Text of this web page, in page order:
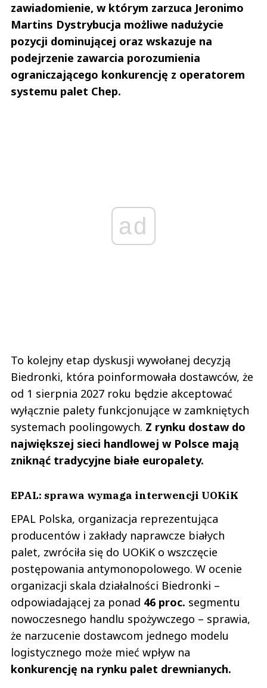
zawiadomienie, w którym zarzuca Jeronimo
Martins Dystrybucja możliwe nadużycie
pozycji dominującej oraz wskazuje na
podejrzenie zawarcia porozumienia
ograniczającego konkurencję z operatorem
systemu palet Chep.
ad
To kolejny etap dyskusji wywołanej decyzją
Biedronki, która poinformowała dostawców, że
od 1 sierpnia 2027 roku będzie akceptować
wyłącznie palety funkcjonujące w zamkniętych
systemach poolingowych. Z rynku dostaw do
największej sieci handlowej w Polsce mają
zniknąć tradycyjne białe europalety.
EPAL: sprawa wymaga interwencji UOKiK
EPAL Polska, organizacja reprezentująca
producentów i zakłady naprawcze białych
palet, zwróciła się do UOKiK o wszczęcie
postępowania antymonopolowego. W ocenie
organizacji skala działalności Biedronki –
odpowiadającej za ponad 46 proc. segmentu
nowoczesnego handlu spożywczego – sprawia,
że narzucenie dostawcom jednego modelu
logistycznego może mieć wpływ na
konkurencję na rynku palet drewnianych.